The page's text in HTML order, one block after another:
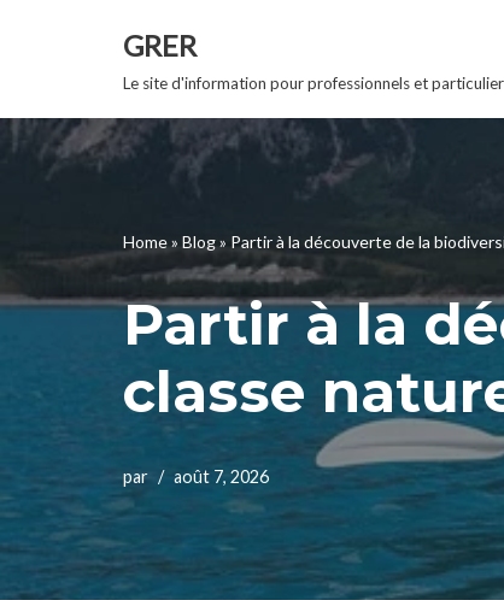
contenu
GRER
Le site d'information pour professionnels et
Home» Blog» Partir à la découverte de la
Partir à la
classe
par août 7, 2026